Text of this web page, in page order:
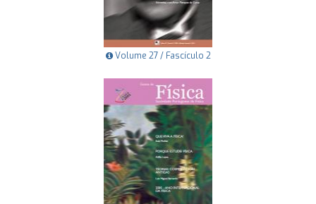
Volume 27 / Fascículo 2